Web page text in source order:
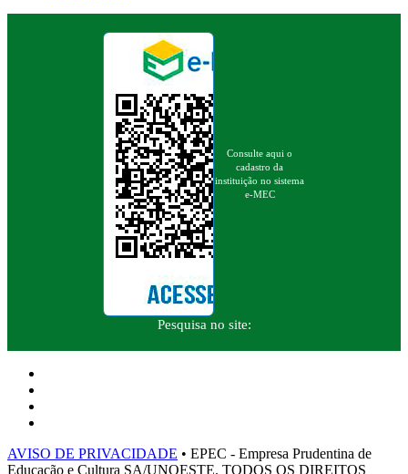
Consulte aqui o
cadastro da
instituição no sistema
e-MEC
Pesquisa no site:
AVISO DE PRIVACIDADE • EPEC - Empresa Prudentina de
Educação e Cultura SA/UNOESTE. TODOS OS DIREITOS